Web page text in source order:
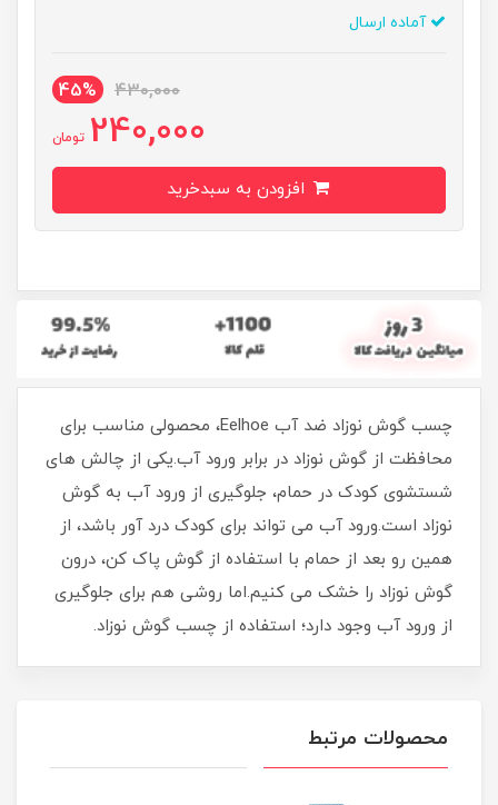
آماده ارسال
430,000
45%
240,000 تومان
چسب گوش نوزاد ضد آب Eelhoe، محصولی مناسب برای
محافظت از گوش نوزاد در برابر ورود آب.یکی از چالش های
شستشوی کودک در حمام، جلوگیری از ورود آب به گوش
نوزاد است.ورود آب می تواند برای کودک درد آور باشد، از
همین رو بعد از حمام با استفاده از گوش پاک کن، درون
گوش نوزاد را خشک می کنیم.اما روشی هم برای جلوگیری
از ورود آب وجود دارد؛ استفاده از چسب گوش نوزاد.
محصولات مرتبط